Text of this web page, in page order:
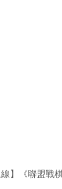
線】《聯盟戰